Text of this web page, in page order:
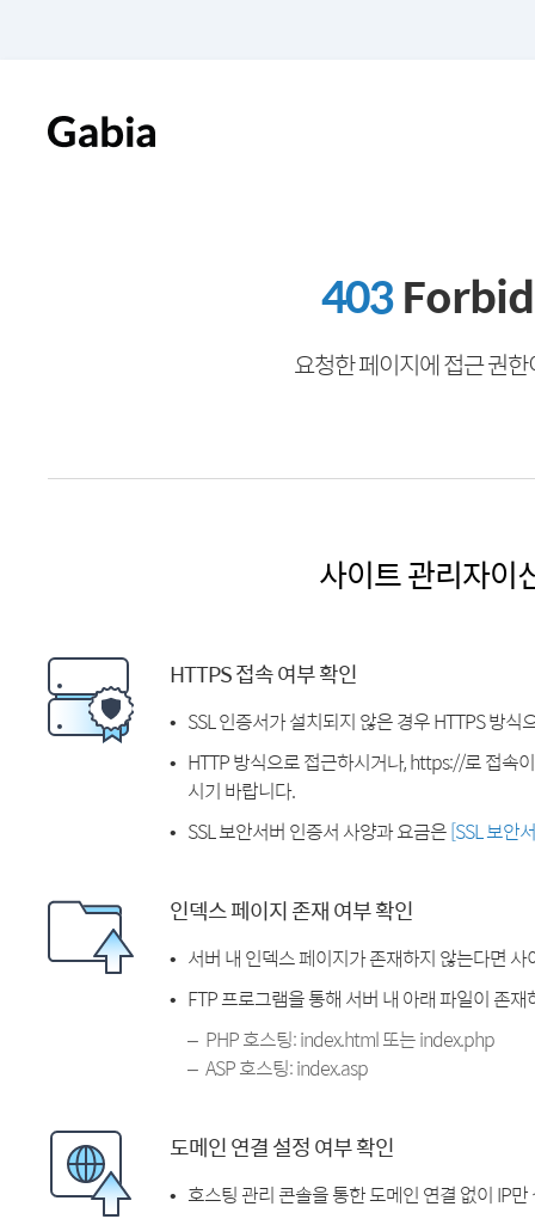
403
요청한 페이지에 접근 권
사이트 관리자이
HTTPS 접속 여부 확인
SSL 인증서가 설치되지 않은 경우 HTTPS 방식
HTTP 방식으로 접근하시거나, https://로 접속
시기 바랍니다.
SSL 보안서버 인증서 사양과 요금은[SSL 보안
인덱스 페이지 존재 여부 확인
서버 내 인덱스 페이지가 존재하지 않는다면
FTP 프로그램을 통해 서버 내 아래 파일이 존
PHP 호스팅: index.html 또는 index.php
ASP 호스팅: index.asp
도메인 연결 설정 여부 확인
호스팅 관리 콘솔을 통한 도메인 연결 없이 IP